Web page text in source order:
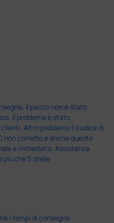
il pacco non è stato
Il problema è stato
Altro problema il codice di
non corretto e anche questo
e immediato. Assistenza
più che 5 stelle
i tempi di consegna